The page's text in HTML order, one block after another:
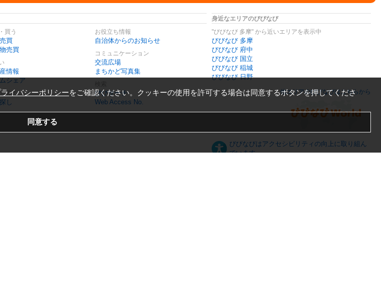
買う
買
売買
情報
シェア
話す
し
お役立ち情報
自治体からのお知らせ
コミュニケーション
交流広場
まちかど写真集
びびサーチ
Web Access No.
身近なエリアのびびなび
"びびなび 多摩" から近いエリアを表示中
びびなび 多摩
びびなび 府中
びびなび 国立
びびなび 稲城
びびなび 日野
他エリアのびびなびはこちらから
びびなびはアクセシビリティの向上に取り組ん
でいます。
ライバシーポリシーをご確認ください。クッキーの使用を許可する場合は同意するボタンを押してくださ